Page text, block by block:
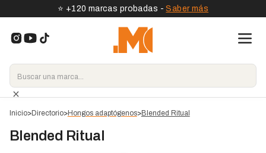
⭐️ +120 marcas probadas -Saber más
Inicio>Directorio>Hongos adaptógenos>Blended Ritual
Blended Ritual